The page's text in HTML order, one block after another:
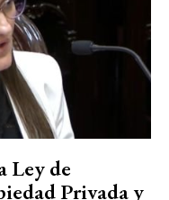
Ley de
Privada y